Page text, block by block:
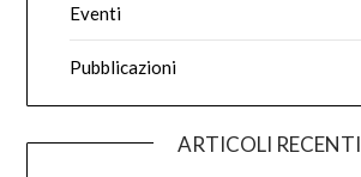
Eventi
Pubblicazioni
ARTICOLI RECENTI